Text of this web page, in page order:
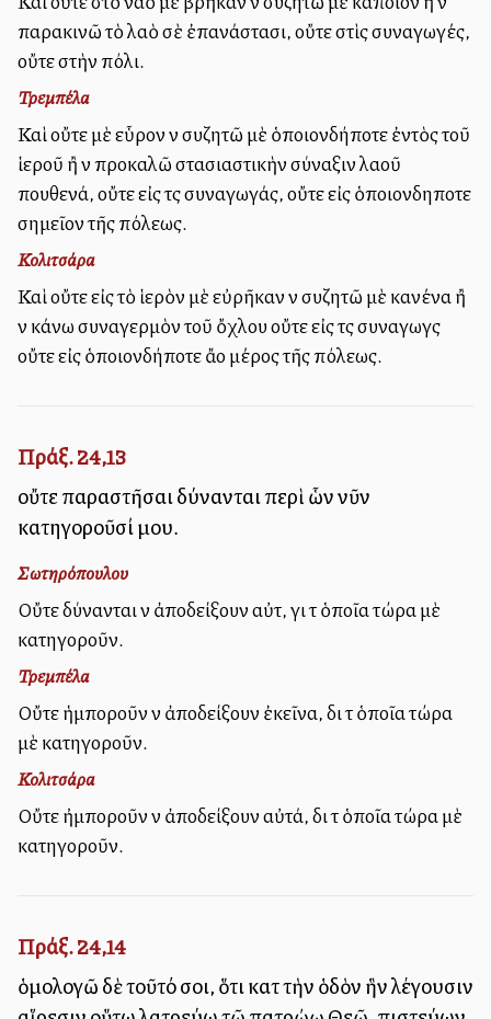
παρακινῶ τὸ λαὸ σὲ ἐπανάστασι, οὔτε στὶς συναγωγές,
οὔτε στὴν πόλι.
Τρεμπέλα
Καὶ οὔτε μὲ εὗρον νὰ συζητῶ μὲ ὁποιονδήποτε ἐντὸς τοῦ
ἱεροῦ ἢ νὰ προκαλῶ στασιαστικὴν σύναξιν λαοῦ
πουθενά, οὔτε εἰς τὰς συναγωγάς, οὔτε εἰς ὁποιονδηποτε
σημεῖον τῆς πόλεως.
Κολιτσάρα
Καὶ οὔτε εἰς τὸ ἱερὸν μὲ εὐρῆκαν νὰ συζητῶ μὲ κανένα ἢ
νὰ κάνω συναγερμὸν τοῦ ὄχλου οὔτε εἰς τὰς συναγωγὰς
οὔτε εἰς ὁποιονδήποτε ἄλλο μέρος τῆς πόλεως.
Πράξ. 24,13
οὔτε παραστῆσαι δύνανται περὶ ὧν νῦν
κατηγοροῦσί μου.
Σωτηρόπουλου
Οὔτε δύνανται νὰ ἀποδείξουν αὐτὰ, γιὰ τὰ ὁποῖα τώρα μὲ
κατηγοροῦν.
Τρεμπέλα
Οὔτε ἡμποροῦν νὰ ἀποδείξουν ἐκεῖνα, διὰ τὰ ὁποῖα τώρα
μὲ κατηγοροῦν.
Κολιτσάρα
Οὔτε ἠμποροῦν νὰ ἀποδείξουν αὐτά, διὰ τὰ ὁποῖα τώρα μὲ
κατηγοροῦν.
Πράξ. 24,14
ὁμολογῶ δὲ τοῦτό σοι, ὅτι κατὰ τὴν ὁδὸν ἣν λέγουσιν